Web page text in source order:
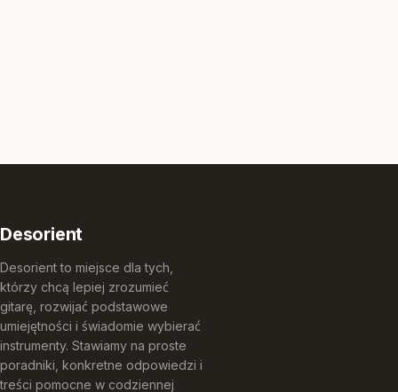
Desorient
Desorient to miejsce dla tych,
którzy chcą lepiej zrozumieć
gitarę, rozwijać podstawowe
umiejętności i świadomie wybierać
instrumenty. Stawiamy na proste
poradniki, konkretne odpowiedzi i
treści pomocne w codziennej